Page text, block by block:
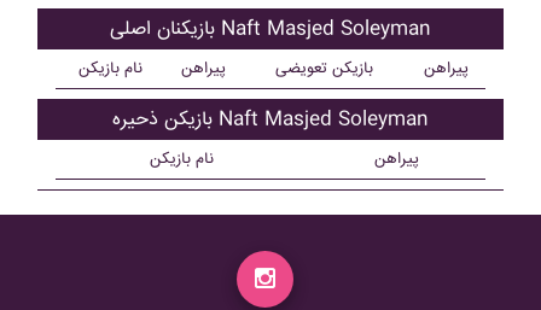
بازیکنان اصلی Naft Masjed Soleyman
نام بازیکن پیراهن بازیکن تعویضی پیراهن
بازیکن ذحیره Naft Masjed Soleyman
نام بازیکن پیراهن